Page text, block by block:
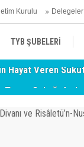
Kurulu Delegeler
TYB ŞUBELERİ
HABERLER
Sokağı Açılışı